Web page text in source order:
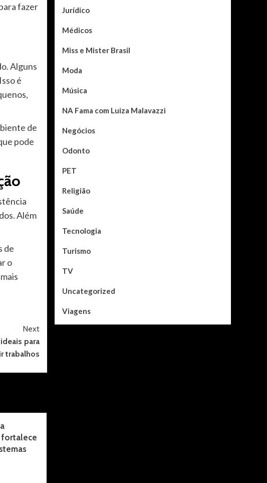
fazer
Alguns
é
de
pode
Além
de
o
Next
para
trabalhos
Jurídico
Médicos
Miss e Mister Brasil
Moda
Música
NA Fama com Luiza Malavazzi
Negócios
Odonto
PET
Religião
Saúde
Tecnologia
Turismo
TV
Uncategorized
Viagens